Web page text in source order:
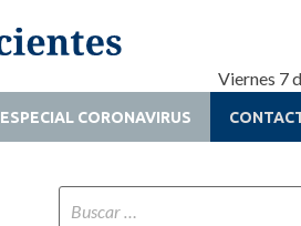
Viernes 7
ESPECIAL CORONAVIRUS